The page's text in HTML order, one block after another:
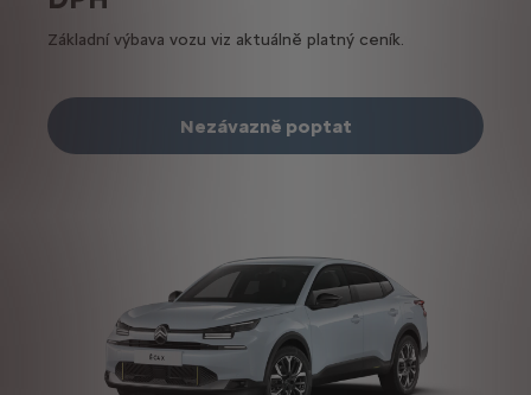
Základní výbava vozu viz aktuálně platný ceník.
Nezávazně poptat